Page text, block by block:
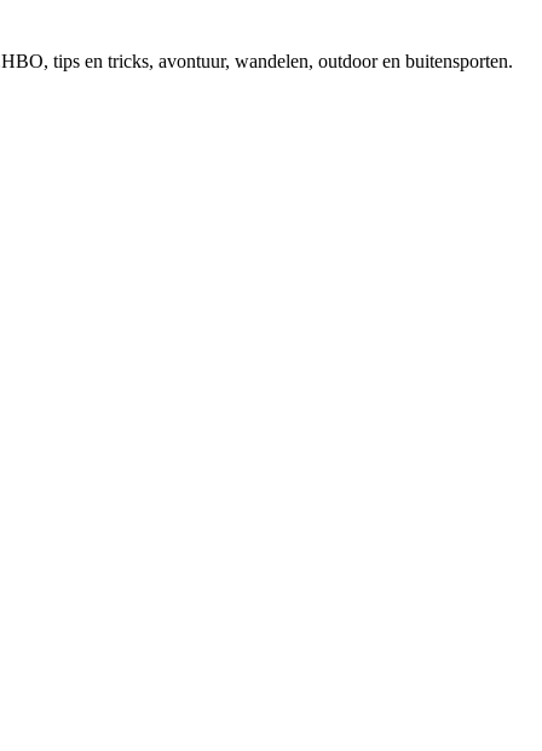
tips en tricks, avontuur, wandelen, outdoor en buitensporten.